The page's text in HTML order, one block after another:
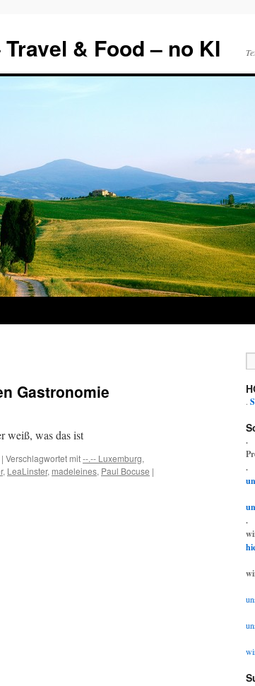
& Food – no KI
Gastronomie
weiß, was das ist
| Verschlagwortet mit--.-- Luxemburg,
, LeaLinster, madeleines, Paul Bocuse |
.
.
.
.